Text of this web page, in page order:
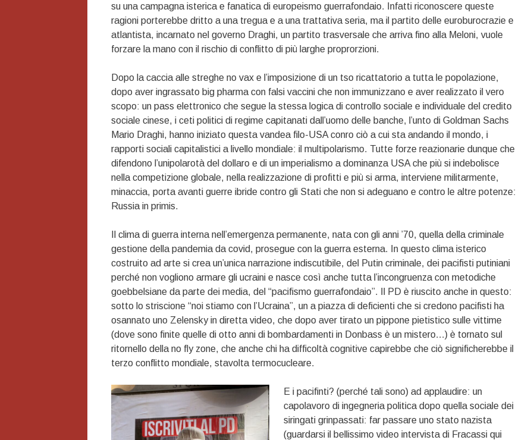
su una campagna isterica e fanatica di europeismo guerrafondaio. Infatti riconoscere queste
ragioni porterebbe dritto a una tregua e a una trattativa seria, ma il partito delle euroburocrazie e
atlantista, incarnato nel governo Draghi, un partito trasversale che arriva fino alla Meloni, vuole
forzare la mano con il rischio di conflitto di più larghe proprorzioni.
Dopo la caccia alle streghe no vax e l’imposizione di un tso ricattatorio a tutta le popolazione,
dopo aver ingrassato big pharma con falsi vaccini che non immunizzano e aver realizzato il vero
scopo: un pass elettronico che segue la stessa logica di controllo sociale e individuale del credito
sociale cinese, i ceti politici di regime capitanati dall’uomo delle banche, l’unto di Goldman Sachs
Mario Draghi, hanno iniziato questa vandea filo-USA conro ciò a cui sta andando il mondo, i
rapporti sociali capitalistici a livello mondiale: il multipolarismo. Tutte forze reazionarie dunque che
difendono l’unipolarotà del dollaro e di un imperialismo a dominanza USA che più si indebolisce
nella competizione globale, nella realizzazione di profitti e più si arma, interviene militarmente,
minaccia, porta avanti guerre ibride contro gli Stati che non si adeguano e contro le altre potenze:
Russia in primis.
Il clima di guerra interna nell’emergenza permanente, nata con gli anni ’70, quella della criminale
gestione della pandemia da covid, prosegue con la guerra esterna. In questo clima isterico
costruito ad arte si crea un’unica narrazione indiscutibile, del Putin criminale, dei pacifisti putiniani
perché non vogliono armare gli ucraini e nasce così anche tutta l’incongruenza con metodiche
goebbelsiane da parte dei media, del “pacifismo guerrafondaio”. Il PD è riuscito anche in questo:
sotto lo striscione “noi stiamo con l’Ucraina”, un a piazza di deficienti che si credono pacifisti ha
osannato uno Zelensky in diretta video, che dopo aver tirato un pippone pietistico sulle vittime
(dove sono finite quelle di otto anni di bombardamenti in Donbass è un mistero…) è tornato sul
ritornello della no fly zone, che anche chi ha difficoltà cognitive capirebbe che ciò significherebbe il
terzo conflitto mondiale, stavolta termocucleare.
E i pacifinti? (perché tali sono) ad applaudire: un
capolavoro di ingegneria politica dopo quella sociale dei
siringati grinpassati: far passare uno stato nazista
(guardarsi il bellissimo video intervista di Fracassi qui